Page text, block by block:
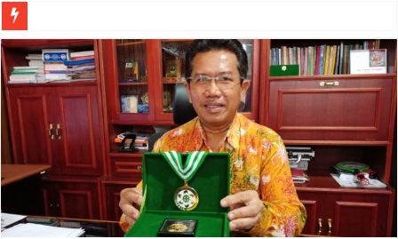
Viral! Selama Dua Bulan Lebih Siltap Serta Tunjangan Pemdes dan BPD di